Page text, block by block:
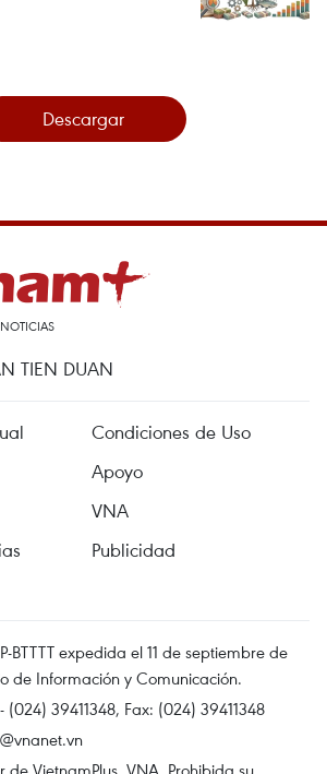
Descargar
TIEN DUAN
Condiciones de Uso
Apoyo
VNA
Publicidad
BTTTT expedida el 11 de septiembre de
de Información y Comunicación.
(024) 39411348, Fax: (024) 39411348